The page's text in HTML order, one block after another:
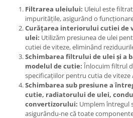
Filtrarea uleiului: Uleiul este
impuritățile, asigurând o
Curățarea interiorului cutiei de
ulei: Utilizăm presiunea de ulei
cutiei de viteze, eliminând
Schimbarea filtrului de ulei și a
modelul de cutie: Înlocuim filtrul
specificațiilor pentru cutia de viteze
Schimbarea sub presiune a
cutie, radiatorului de ulei,
convertizorului: Umplem întregul
asigurându-ne că toate